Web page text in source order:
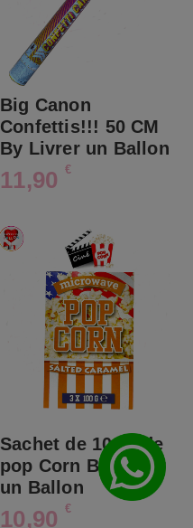
Big Canon
Confettis!!! 50 CM
By Livrer un Ballon
11,90 €
Sachet de 100G de
pop Corn By Livrer
un Ballon
10,90 €